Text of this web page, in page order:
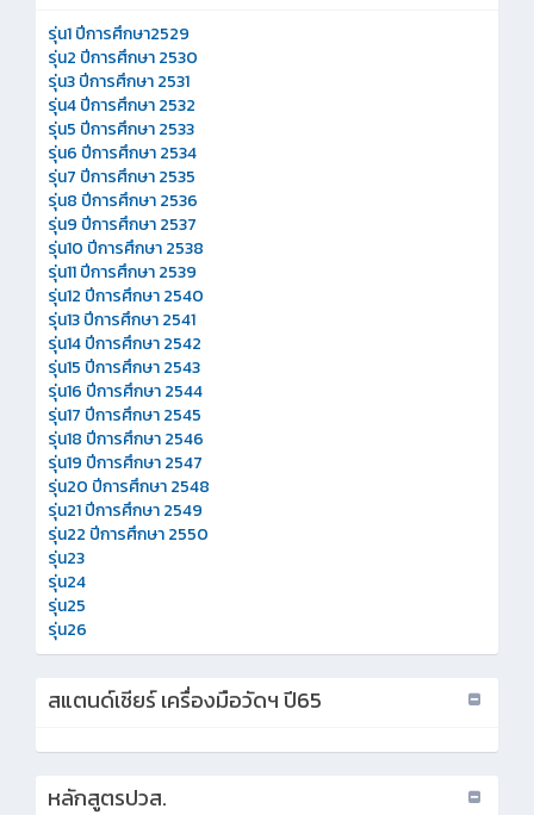
รุ่น1 ปีการศึกษา2529
รุ่น2 ปีการศึกษา 2530
รุ่น3 ปีการศึกษา 2531
รุ่น4 ปีการศึกษา 2532
รุ่น5 ปีการศึกษา 2533
รุ่น6 ปีการศึกษา 2534
รุ่น7 ปีการศึกษา 2535
รุ่น8 ปีการศึกษา 2536
รุ่น9 ปีการศึกษา 2537
รุ่น10 ปีการศึกษา 2538
รุ่น11 ปีการศึกษา 2539
รุ่น12 ปีการศึกษา 2540
รุ่น13 ปีการศึกษา 2541
รุ่น14 ปีการศึกษา 2542
รุ่น15 ปีการศึกษา 2543
รุ่น16 ปีการศึกษา 2544
รุ่น17 ปีการศึกษา 2545
รุ่น18 ปีการศึกษา 2546
รุ่น19 ปีการศึกษา 2547
รุ่น20 ปีการศึกษา 2548
รุ่น21 ปีการศึกษา 2549
รุ่น22 ปีการศึกษา 2550
รุ่น23
รุ่น24
รุ่น25
รุ่น26
สแตนด์เชียร์ เครื่องมือวัดฯ ปี65
หลักสูตรปวส.